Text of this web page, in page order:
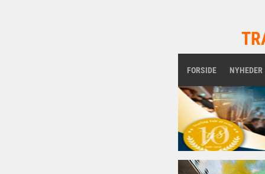
FORSIDE NYHEDER